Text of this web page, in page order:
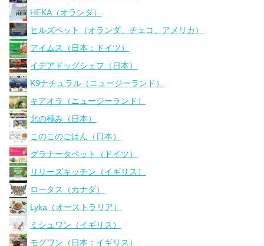
HEKA（オランダ）
ヒルズペット（オランダ、チェコ、アメリカ）
アイムス（日本：ドイツ）
イデアドッグシェフ（日本）
K9ナチュラル（ニュージーランド）
キアオラ（ニュージーランド）
北の極み（日本）
このこのごはん（日本）
グラナータペット（ドイツ）
リリーズキッチン（イギリス）
ロータス（カナダ）
Lyka（オーストラリア）
ミシュワン（イギリス）
モグワン（日本：イギリス）